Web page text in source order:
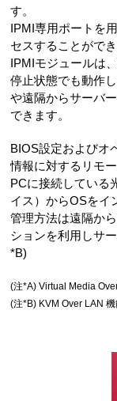
す。
IPMI専用ポートを
セスすることができ
IPMIモジュールは
停止状態でも動作
や遠隔からサーバ
できます。
BIOS設定およびオ
情報に対するリモ
PCに接続している
イス）からOSをイ
管理方法は遠隔か
ションを利用しサ
*B)
(注*A) Virtual Media
(注*B) KVM Over LAN